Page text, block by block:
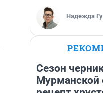
Надежда
Сезон
Мурманской